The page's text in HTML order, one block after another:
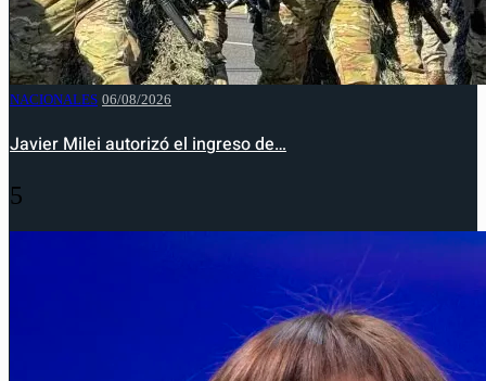
NACIONALES 06/08/2026
Javier Milei autorizó el ingreso de…
5